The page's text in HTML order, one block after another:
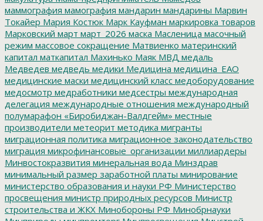
маммография мамография мандарин мандарины Марвин
Токайер Мария Костюк Марк Кауфман маркировка товаров
Марковский март март_2026 маска Масленица масочный
режим массовое сокращение Матвиенко материнский
капитал маткапитал Махинько Маяк МВД медаль
Медведев медведь медики Медицина медицина_ЕАО
медицинские маски медицинский класс медоборудование
медосмотр медработники медсестры международная
делегация международные отношения международный
полумарафон «Биробиджан-Валдгейм» местные
производители метеорит методика мигранты
миграционная политика миграционное законодательство
миграция микрофинансовые_организации миллиардеры
Минвостокразвития минеральная вода Минздрав
минимальный размер заработной платы минирование
министерство образования и науки РФ Министерство
просвещения министр природных ресурсов Министр
строительства и ЖКХ Минобороны РФ Минобрнауки